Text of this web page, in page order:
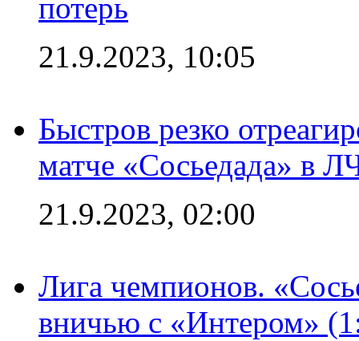
потерь
21.9.2023, 10:05
Быстров резко
матче «Сосьедада» в
21.9.2023, 02:00
Лига чемпионов.
вничью с «Интером»